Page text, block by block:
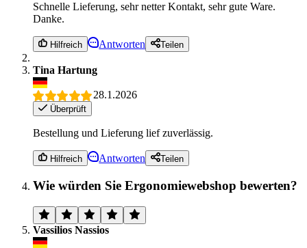
Schnelle Lieferung, sehr netter Kontakt, sehr gute Ware.
Danke.
Hilfreich Antworten Teilen
Tina Hartung
28.1.2026
Überprüft
Bestellung und Lieferung lief zuverlässig.
Hilfreich Antworten Teilen
Wie würden Sie Ergonomiewebshop bewerten?
Vassilios Nassios